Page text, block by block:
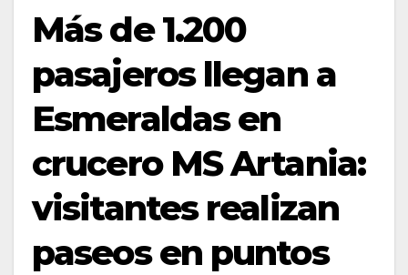
Más de 1.200
pasajeros llegan a
Esmeraldas en
crucero MS Artania:
visitantes realizan
paseos en puntos